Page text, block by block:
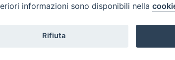
informazioni sono disponibili nella
Rifiuta